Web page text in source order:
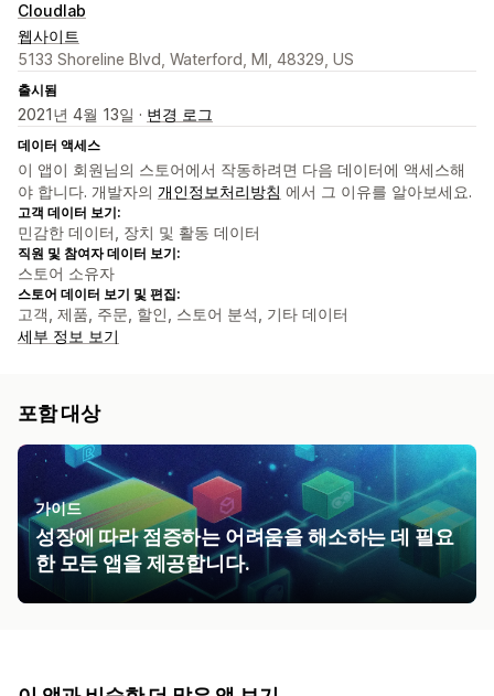
Cloudlab
웹사이트
5133 Shoreline Blvd, Waterford, MI, 48329, US
출시됨
2021년 4월 13일 · 변경 로그
데이터 액세스
이 앱이 회원님의 스토어에서 작동하려면 다음 데이터에 액세스해
야 합니다. 개발자의 개인정보처리방침 에서 그 이유를 알아보세요.
고객 데이터 보기:
민감한 데이터, 장치 및 활동 데이터
직원 및 참여자 데이터 보기:
스토어 소유자
스토어 데이터 보기 및 편집:
고객, 제품, 주문, 할인, 스토어 분석, 기타 데이터
세부 정보 보기
포함 대상
가이드
성장에 따라 점증하는 어려움을 해소하는 데 필요
한 모든 앱을 제공합니다.